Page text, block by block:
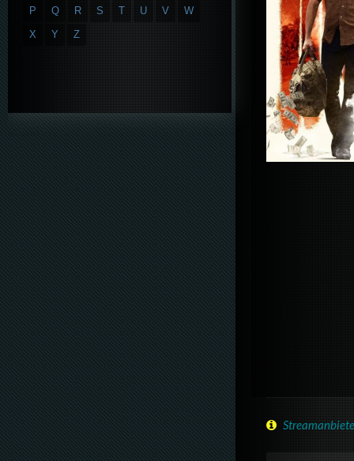
P
Q R S T U V
W
X
Y Z